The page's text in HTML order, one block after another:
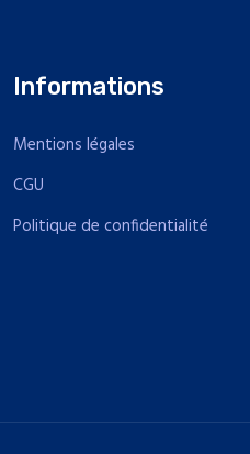
Informations
Mentions légales
CGU
Politique de confidentialité